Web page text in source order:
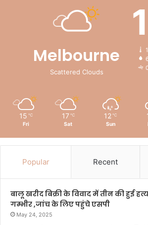
Melbourne
Scattered Clouds
15 ℃
Fri
17 ℃
Sat
12 ℃
Sun
Popular Recent
बालू खरीद बिक्री के विवाद में तीन की हुई
गम्भीर ,जांच के लिए पहुंचे एसपी
May 24, 2025